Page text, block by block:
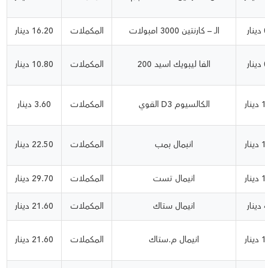
الــ – كارنتين 3000 امبولات المكملات 16.20 دينار
الفا ليبويك اسيد 200 المكملات 10.80 دينار
الكالسيوم D3 القوي المكملات 3.60 دينار
انبمال بمب المكملات 22.50 دينار
انيمال تست المكملات 29.70 دينار
انيمال ستاك المكملات 21.60 دينار
انيمال م.ستاك المكملات 21.60 دينار